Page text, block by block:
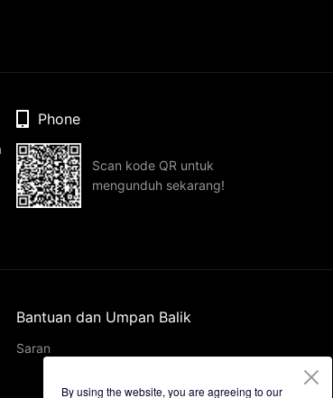
By using the website, you are agreeing to our
Phone
Scan kode QR untuk
mengunduh sekarang!
Bantuan dan Umpan Balik
Saran